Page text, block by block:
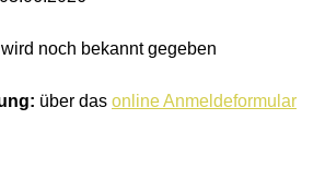
wird noch bekannt gegeben
über das online Anmeldeformular